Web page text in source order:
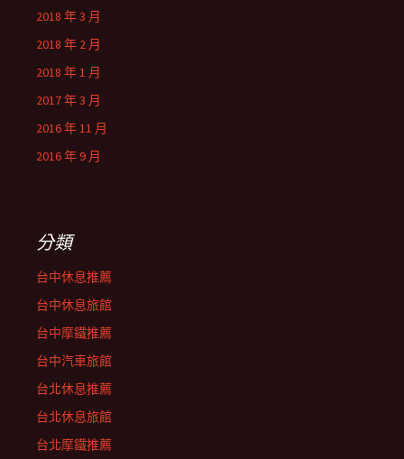
2018 年 3 月
2018 年 2 月
2018 年 1 月
2017 年 3 月
2016 年 11 月
2016 年 9 月
分類
台中休息推薦
台中休息旅館
台中摩鐵推薦
台中汽車旅館
台北休息推薦
台北休息旅館
台北摩鐵推薦